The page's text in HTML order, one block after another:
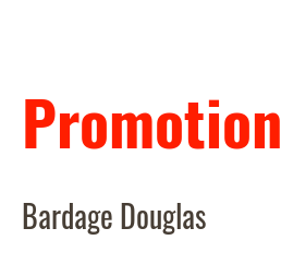
Promotion
Bardage Douglas